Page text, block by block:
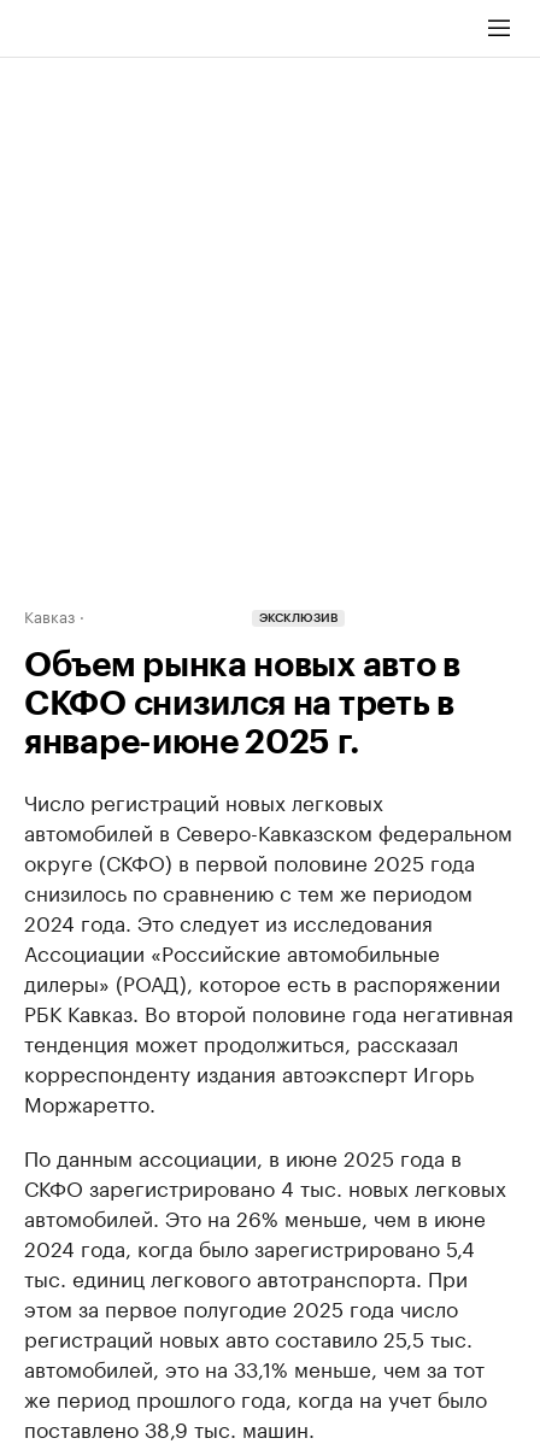
Кавказ ЭКСКЛЮЗИВ
Объем рынка новых авто в
СКФО снизился на треть в
январе-июне 2025 г.
Число регистраций новых легковых
автомобилей в Северо-Кавказском федеральном
округе (СКФО) в первой половине 2025 года
снизилось по сравнению с тем же периодом
2024 года. Это следует из исследования
Ассоциации «Российские автомобильные
дилеры» (РОАД), которое есть в распоряжении
РБК Кавказ. Во второй половине года негативная
тенденция может продолжиться, рассказал
корреспонденту издания автоэксперт Игорь
Моржаретто.
По данным ассоциации, в июне 2025 года в
СКФО зарегистрировано 4 тыс. новых легковых
автомобилей. Это на 26% меньше, чем в июне
2024 года, когда было зарегистрировано 5,4
тыс. единиц легкового автотранспорта. При
этом за первое полугодие 2025 года число
регистраций новых авто составило 25,5 тыс.
автомобилей, это на 33,1% меньше, чем за тот
же период прошлого года, когда на учет было
поставлено 38,9 тыс. машин.